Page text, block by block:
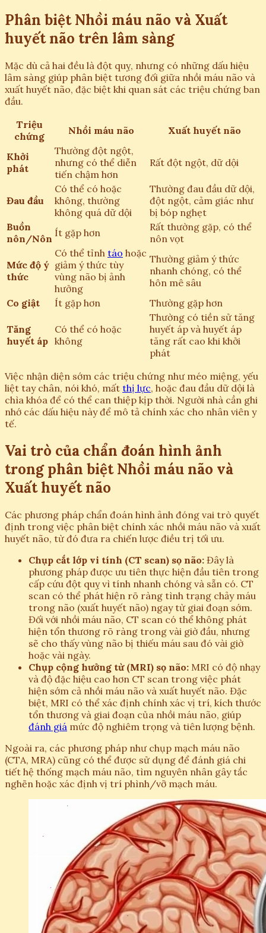
Phân biệt Nhồi máu não và Xuất
huyết não trên lâm sàng
Mặc dù cả hai đều là đột quỵ, nhưng có những dấu hiệu
lâm sàng giúp phân biệt tương đối giữa nhồi máu não và
xuất huyết não, đặc biệt khi quan sát các triệu chứng ban
đầu.
Triệu
chứng
Nhồi máu não Xuất huyết não
Khởi
phát
Thường đột ngột,
nhưng có thể diễn
tiến chậm hơn
Rất đột ngột, dữ dội
Đau đầu
Có thể có hoặc
không, thường
không quá dữ dội
Thường đau đầu dữ dội,
đột ngột, cảm giác như
bị bóp nghẹt
Buồn
nôn/Nôn Ít gặp hơn
Rất thường gặp, có thể
nôn vọt
Mức độ ý
thức
Có thể tỉnh táo hoặc
giảm ý thức tùy
vùng não bị ảnh
hưởng
Thường giảm ý thức
nhanh chóng, có thể
hôn mê sâu
Co giật
Ít gặp hơn Thường gặp hơn
Tăng
huyết áp
Có thể có hoặc
không
Thường có tiền sử tăng
huyết áp và huyết áp
tăng rất cao khi khởi
phát
Việc nhận diện sớm các triệu chứng như méo miệng, yếu
liệt tay chân, nói khó, mất thị lực, hoặc đau đầu dữ dội là
chìa khóa để có thể can thiệp kịp thời. Người nhà cần ghi
nhớ các dấu hiệu này để mô tả chính xác cho nhân viên y
tế.
Vai trò của chẩn đoán hình ảnh
trong phân biệt Nhồi máu não và
Xuất huyết não
Các phương pháp chẩn đoán hình ảnh đóng vai trò quyết
định trong việc phân biệt chính xác nhồi máu não và xuất
huyết não, từ đó đưa ra chiến lược điều trị tối ưu.
Chụp cắt lớp vi tính (CT scan) sọ não: Đây là
phương pháp được ưu tiên thực hiện đầu tiên trong
cấp cứu đột quỵ vì tính nhanh chóng và sẵn có. CT
scan có thể phát hiện rõ ràng tình trạng chảy máu
trong não (xuất huyết não) ngay từ giai đoạn sớm.
Đối với nhồi máu não, CT scan có thể không phát
hiện tổn thương rõ ràng trong vài giờ đầu, nhưng
sẽ cho thấy vùng não bị thiếu máu sau đó vài giờ
hoặc vài ngày.
Chụp cộng hưởng từ (MRI) sọ não: MRI có độ nhạy
và độ đặc hiệu cao hơn CT scan trong việc phát
hiện sớm cả nhồi máu não và xuất huyết não. Đặc
biệt, MRI có thể xác định chính xác vị trí, kích thước
tổn thương và giai đoạn của nhồi máu não, giúp
đánh giá mức độ nghiêm trọng và tiên lượng bệnh.
Ngoài ra, các phương pháp như chụp mạch máu não
(CTA, MRA) cũng có thể được sử dụng để đánh giá chi
tiết hệ thống mạch máu não, tìm nguyên nhân gây tắc
nghẽn hoặc xác định vị trí phình/vỡ mạch máu.